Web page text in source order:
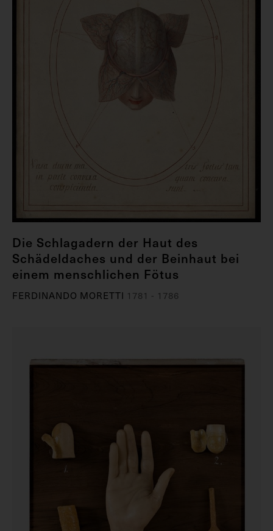
Die Schlagadern der Haut des
Schädeldaches und der Beinhaut bei
einem menschlichen Fötus
FERDINANDO MORETTI 1781 - 1786